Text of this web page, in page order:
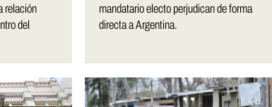
relación
del
mandatario electo perjudican de forma
directa a Argentina.